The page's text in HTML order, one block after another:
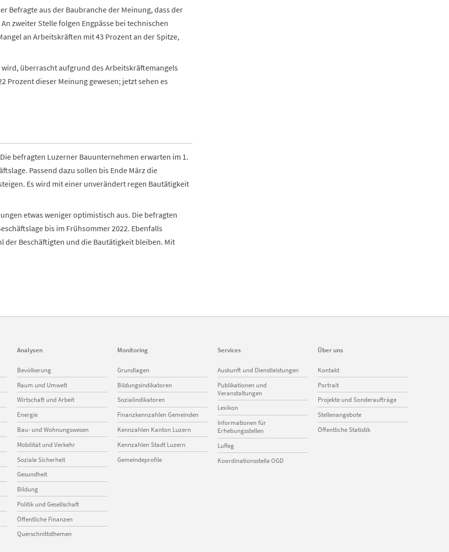
Befragte aus der Baubranche der Meinung, dass der
zweiter Stelle folgen Engpässe bei technischen
an Arbeitskräften mit 43 Prozent an der Spitze,
überrascht aufgrund des Arbeitskräftemangels
Prozent dieser Meinung gewesen; jetzt sehen es
befragten Luzerner Bauunternehmen erwarten im 1.
Passend dazu sollen bis Ende März die
Es wird mit einer unverändert regen Bautätigkeit
etwas weniger optimistisch aus. Die befragten
bis im Frühsommer 2022. Ebenfalls
der Beschäftigten und die Bautätigkeit bleiben. Mit
Analysen
Navigation
überspringen
Bevölkerung
Raum und Umwelt
Wirtschaft und Arbeit
Energie
Bau- und Wohnungswesen
Mobilität und Verkehr
Soziale Sicherheit
Gesundheit
Bildung
Politik und Gesellschaft
Öffentliche Finanzen
Querschnittsthemen
Monitoring
Navigation
überspringen
Grundlagen
Bildungsindikatoren
Sozialindikatoren
Finanzkennzahlen Gemeinden
Kennzahlen Kanton Luzern
Kennzahlen Stadt Luzern
Gemeindeprofile
Services
Navigation
überspringen
Auskunft und Dienstleistungen
Publikationen und
Veranstaltungen
Lexikon
Informationen für
Erhebungsstellen
LuReg
Koordinationsstelle OGD
Über uns
Navigation
überspringen
Kontakt
Portrait
Projekte und Sonderaufträge
Stellenangebote
Öffentliche Statistik